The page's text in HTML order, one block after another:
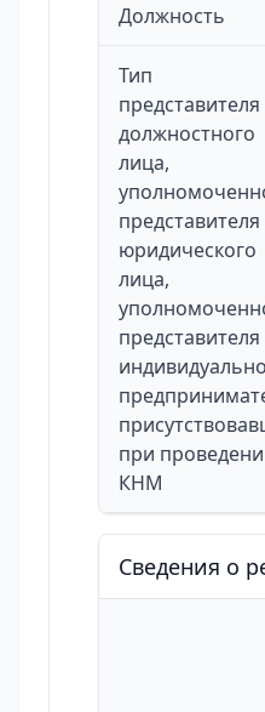
Должность
Тип
представителя
должностного
лица,
представителя
юридического
лица,
представителя
при
КНМ
Сведения о